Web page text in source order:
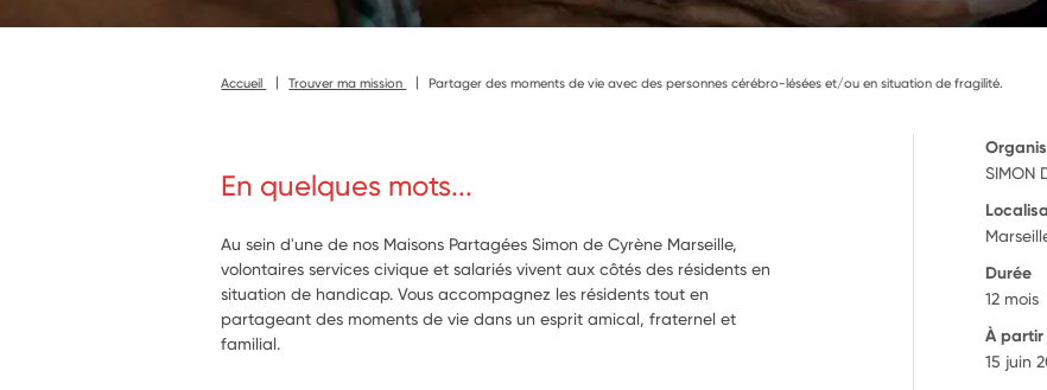
Accueil Trouver ma mission Partager des moments de vie avec des personnes cérébro-lésées et/ou en situation de fragilité.
En quelques mots...
Au sein d'une de nos Maisons Partagées Simon de Cyrène Marseille,
volontaires services civique et salariés vivent aux côtés des résidents en
situation de handicap. Vous accompagnez les résidents tout en
partageant des moments de vie dans un esprit amical, fraternel et
familial.
SIMON
Durée
12 mois
À
15 juin